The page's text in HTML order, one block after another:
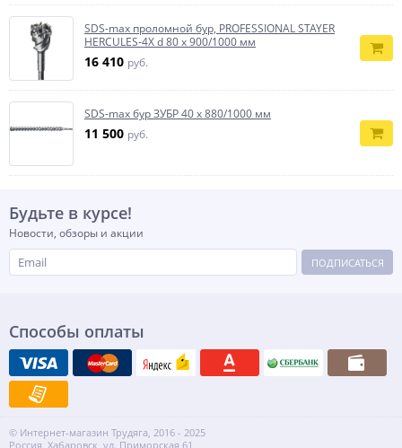
SDS-max проломной бур, PROFESSIONAL STAYER
HERCULES-4Х d 80 х 900/1000 мм
16 410 руб.
SDS-max бур ЗУБР 40 x 880/1000 мм
11 500 руб.
Будьте в курсе!
Новости, обзоры и акции
ПОДПИСАТЬСЯ
Способы оплаты
© Интернет-магазин Трудяга, 2016 - 2025
Россия, Хабаровск, ул. Приморская 61